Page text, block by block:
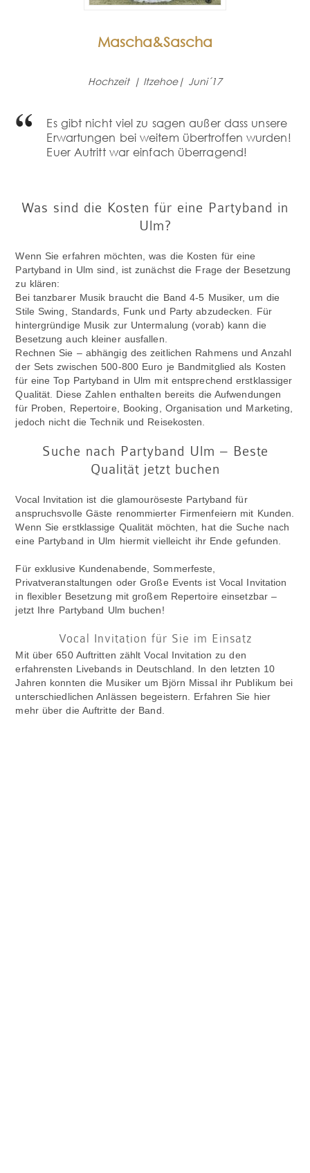
Mascha&Sascha
Hochzeit | Itzehoe| Juni´17
Es gibt nicht viel zu sagen außer dass unsere
Erwartungen bei weitem übertroffen wurden!
Euer Autritt war einfach überragend!
Was sind die Kosten für eine Partyband in
Ulm?
Wenn Sie erfahren möchten, was die Kosten für eine
Partyband in Ulm sind, ist zunächst die Frage der Besetzung
zu klären:
Bei tanzbarer Musik braucht die Band 4-5 Musiker, um die
Stile Swing, Standards, Funk und Party abzudecken. Für
hintergründige Musik zur Untermalung (vorab) kann die
Besetzung auch kleiner ausfallen.
Rechnen Sie – abhängig des zeitlichen Rahmens und Anzahl
der Sets zwischen 500-800 Euro je Bandmitglied als Kosten
für eine Top Partyband in Ulm mit entsprechend erstklassiger
Qualität. Diese Zahlen enthalten bereits die Aufwendungen
für Proben, Repertoire, Booking, Organisation und Marketing,
jedoch nicht die Technik und Reisekosten.
Suche nach Partyband Ulm – Beste
Qualität jetzt buchen
Vocal Invitation ist die glamouröseste Partyband für
anspruchsvolle Gäste renommierter Firmenfeiern mit Kunden.
Wenn Sie erstklassige Qualität möchten, hat die Suche nach
eine Partyband in Ulm hiermit vielleicht ihr Ende gefunden.
Für exklusive Kundenabende, Sommerfeste,
Privatveranstaltungen oder Große Events ist Vocal Invitation
in flexibler Besetzung mit großem Repertoire einsetzbar –
jetzt Ihre Partyband Ulm buchen!
Vocal Invitation für Sie im Einsatz
Mit über 650 Auftritten zählt Vocal Invitation zu den
erfahrensten Livebands in Deutschland. In den letzten 10
Jahren konnten die Musiker um Björn Missal ihr Publikum bei
unterschiedlichen Anlässen begeistern. Erfahren Sie hier
mehr über die Auftritte der Band.